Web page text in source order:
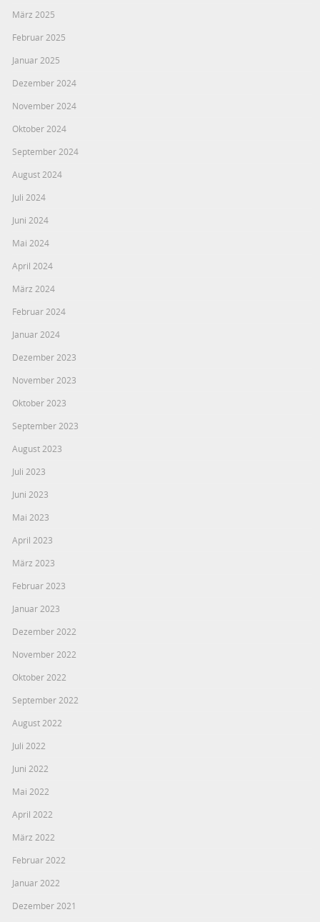
März 2025
Februar 2025
Januar 2025
Dezember 2024
November 2024
Oktober 2024
September 2024
August 2024
Juli 2024
Juni 2024
Mai 2024
April 2024
März 2024
Februar 2024
Januar 2024
Dezember 2023
November 2023
Oktober 2023
September 2023
August 2023
Juli 2023
Juni 2023
Mai 2023
April 2023
März 2023
Februar 2023
Januar 2023
Dezember 2022
November 2022
Oktober 2022
September 2022
August 2022
Juli 2022
Juni 2022
Mai 2022
April 2022
März 2022
Februar 2022
Januar 2022
Dezember 2021